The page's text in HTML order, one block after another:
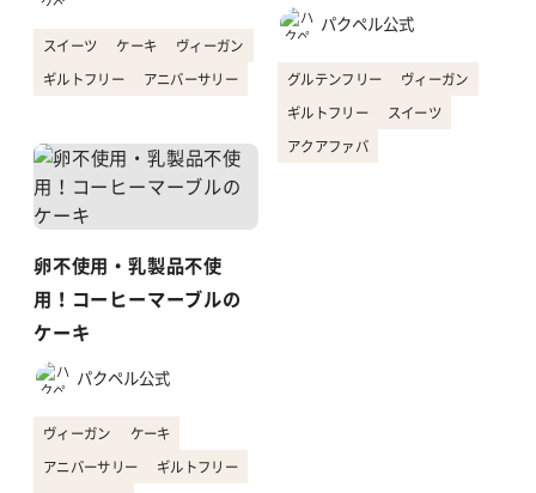
スイーツ ケーキ ヴィーガン
ギルトフリー アニバーサリー
卵不使用・乳製品不使
用！コーヒーマーブルの
ケーキ
パクペル公式
ヴィーガン ケーキ
アニバーサリー ギルトフリー
パクペル公式
グルテンフリー ヴィーガン
ギルトフリー スイーツ
アクアファバ